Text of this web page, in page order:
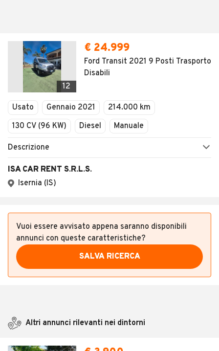
Vuoi essere avvisato appena saranno disponibili
annunci con queste caratteristiche?
SALVA RICERCA
Altri annunci rilevanti nei dintorni